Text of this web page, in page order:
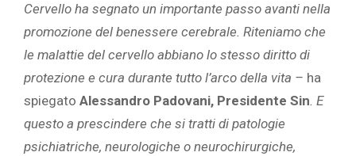
Cervello ha segnato un importante passo avanti nella
promozione del benessere cerebrale. Riteniamo che
le malattie del cervello abbiano lo stesso diritto di
protezione e cura durante tutto l’arco della vita – ha
spiegato Alessandro Padovani, Presidente Sin. E
questo a prescindere che si tratti di patologie
psichiatriche, neurologiche o neurochirurgiche,